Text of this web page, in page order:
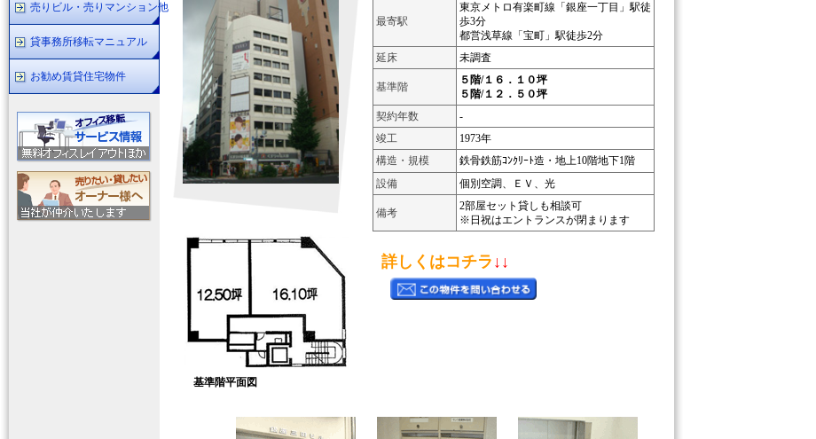
基準階平面図
最寄駅
東京メトロ有楽町線「銀座一丁目」駅徒
歩3分
都営浅草線「宝町」駅徒歩2分
延床
未調査
基準階
５階/１６．１０坪
５階/１２．５０坪
契約年数
-
竣工
1973年
構造・規模
鉄骨鉄筋ｺﾝｸﾘｰﾄ造・地上10階地下1階
設備
個別空調、ＥＶ、光
備考
2部屋セット貸しも相談可
※日祝はエントランスが閉まります
詳しくはコチラ ↓↓
売りビル・売りマンション他
貸事務所移転マニュアル
お勧め賃貸住宅物件